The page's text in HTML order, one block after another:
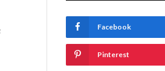
Facebook
Pinterest